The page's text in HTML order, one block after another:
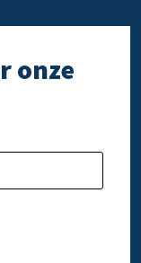
onze